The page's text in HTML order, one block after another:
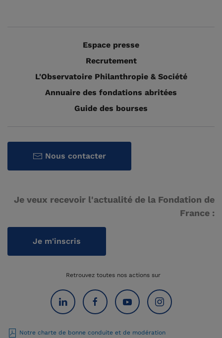
Espace presse
Recrutement
L'Observatoire Philanthropie & Société
Annuaire des fondations abritées
Guide des bourses
Nous contacter
Je veux recevoir l'actualité de la Fondation de
France :
Je m'inscris
Retrouvez toutes nos actions sur
Notre charte de bonne conduite et de modération